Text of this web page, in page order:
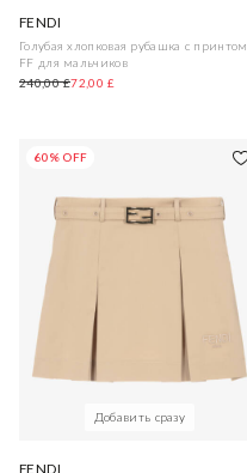
FENDI
Голубая хлопковая рубашка с принтом
FF для мальчиков
240,00 £72,00 £
60% OFF
Добавить сразу
FENDI